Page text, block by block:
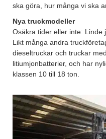
ska göra, hur många vi ska
Nya truckmodeller
Osäkra tider eller inte: Linde
Likt många andra
dieseltruckar och truckar
litiumjonbatterier, och har
klassen 10 till 18 ton.